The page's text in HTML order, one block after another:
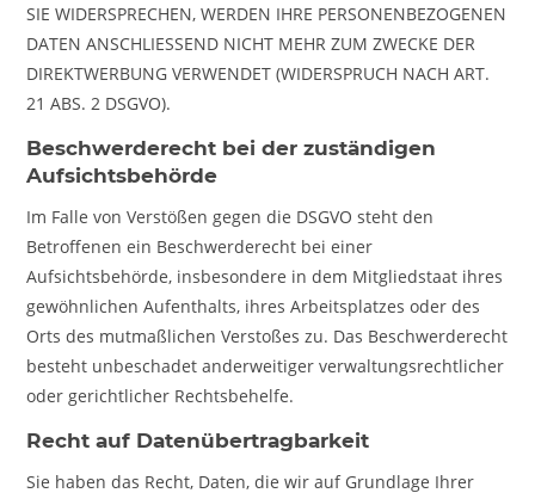
SIE WIDERSPRECHEN, WERDEN IHRE PERSONENBEZOGENEN
DATEN ANSCHLIESSEND NICHT MEHR ZUM ZWECKE DER
DIREKTWERBUNG VERWENDET (WIDERSPRUCH NACH ART.
21 ABS. 2 DSGVO).
Beschwerde­recht bei der zuständigen
Aufsichts­behörde
Im Falle von Verstößen gegen die DSGVO steht den
Betroffenen ein Beschwerderecht bei einer
Aufsichtsbehörde, insbesondere in dem Mitgliedstaat ihres
gewöhnlichen Aufenthalts, ihres Arbeitsplatzes oder des
Orts des mutmaßlichen Verstoßes zu. Das Beschwerderecht
besteht unbeschadet anderweitiger verwaltungsrechtlicher
oder gerichtlicher Rechtsbehelfe.
Recht auf Daten­übertrag­barkeit
Sie haben das Recht, Daten, die wir auf Grundlage Ihrer